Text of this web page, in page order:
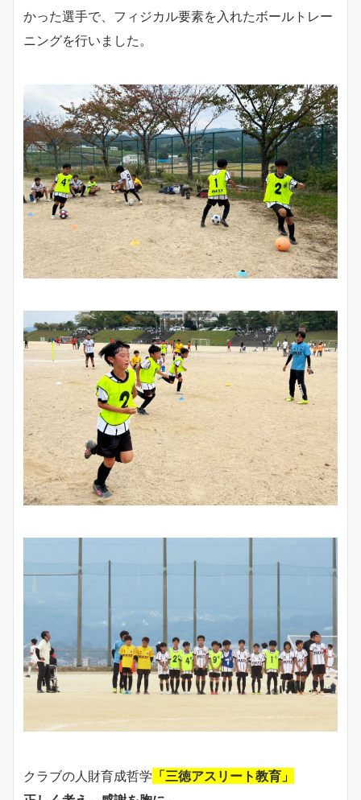
かった選手で、フィジカル要素を入れたボールトレー
ニングを行いました。
クラブの人財育成哲学 「三徳アスリート教育」